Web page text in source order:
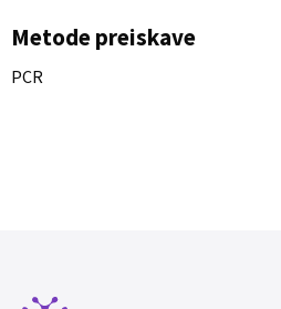
Metode preiskave
PCR